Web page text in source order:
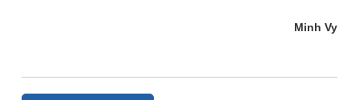
Minh Vy